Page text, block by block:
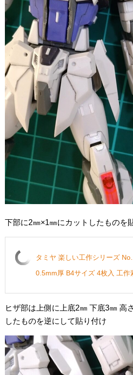
下部に2㎜×1㎜にカットしたものを
タミヤ 楽しい工作シリーズ
0.5mm厚 B4サイズ 4枚入 工作
ヒザ部は上側に上底2㎜ 下底3㎜ 高
したものを逆にして貼り付け